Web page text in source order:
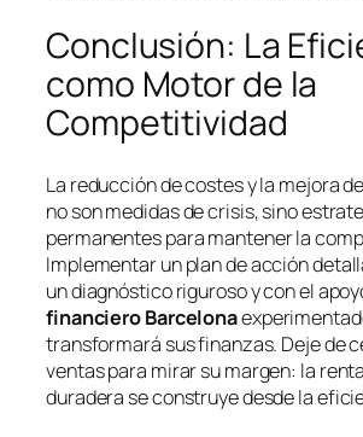
Conclusión: La
como Motor de la
Competitividad
La reducción de costes y la mejora
no son medidas de crisis, sino
permanentes para mantener la
Implementar un plan de acción
un diagnóstico riguroso y con el
financiero Barcelona
transformará sus finanzas. Deje de
ventas para mirar su margen: la
duradera se construye desde la